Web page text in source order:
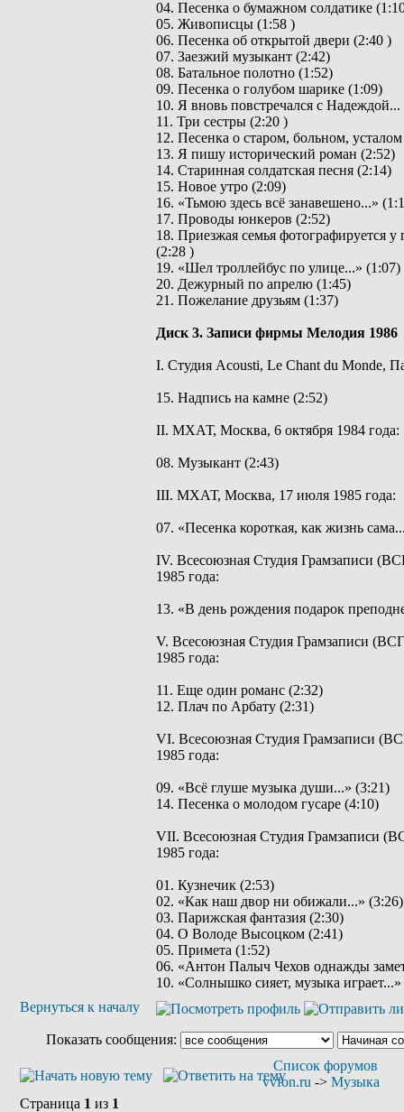
04. Песенка о бумажном солдатике
05. Живописцы (1:58 )
06. Песенка об открытой двери (2:40 )
07. Заезжий музыкант (2:42)
08. Батальное полотно (1:52)
09. Песенка о голубом шарике (1:09)
10. Я вновь повстречался с Надеждой...
11. Три сестры (2:20 )
12. Песенка о старом, больном,
13. Я пишу исторический роман (2:52)
14. Старинная солдатская песня (2:14)
15. Новое утро (2:09)
16. «Тьмою здесь всё занавешено...»
17. Проводы юнкеров (2:52)
18. Приезжая семья фотографируется
(2:28 )
19. «Шел троллейбус по улице...» (1:07)
20. Дежурный по апрелю (1:45)
21. Пожелание друзьям (1:37)
Диск 3. Записи фирмы Мелодия 1986
I. Студия Acousti, Le Chant du Monde,
15. Надпись на камне (2:52)
II. МХАТ, Москва, 6 октября 1984 года:
08. Музыкант (2:43)
III. МХАТ, Москва, 17 июля 1985 года:
07. «Песенка короткая, как жизнь
IV. Всесоюзная Студия Грамзаписи
1985 года:
13. «В день рождения подарок
V. Всесоюзная Студия Грамзаписи
1985 года:
11. Еще один романс (2:32)
12. Плач по Арбату (2:31)
VI. Всесоюзная Студия Грамзаписи
1985 года:
09. «Всё глуше музыка души...» (3:21)
14. Песенка о молодом гусаре (4:10)
VII. Всесоюзная Студия Грамзаписи
1985 года:
01. Кузнечик (2:53)
02. «Как наш двор ни обижали...» (3:26)
03. Парижская фантазия (2:30)
04. О Володе Высоцком (2:41)
05. Примета (1:52)
06. «Антон Палыч Чехов однажды
10. «Солнышко сияет, музыка
Вернуться к началу
Показать сообщения:
Список форумов
vvfon.ru -> Музыка
Страница 1 из 1